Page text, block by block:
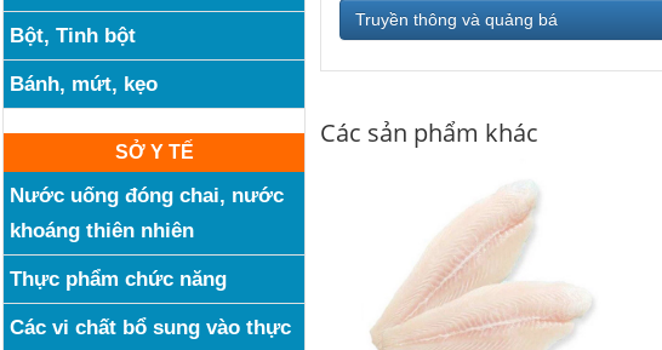
Bột, Tinh bột
Bánh, mứt, kẹo
SỞ Y TẾ
Nước uống đóng chai, nước
khoáng thiên nhiên
Thực phẩm chức năng
Các vi chất bổ sung vào thực
Truyền thông và quảng bá
Các sản phẩm khác